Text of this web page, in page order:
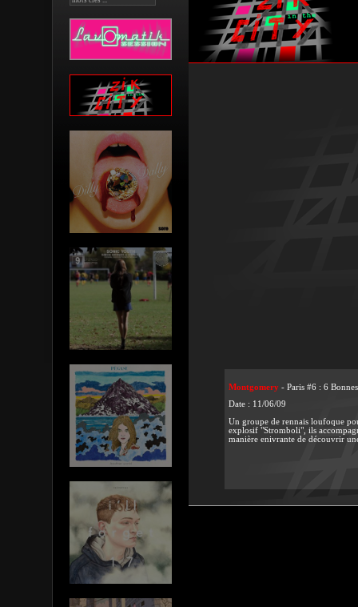
Montgomery - Paris #6 : 6
Date : 11/06/09
Un groupe de rennais loufoque
explosif "Stromboli", ils
manière enivrante de découvrir